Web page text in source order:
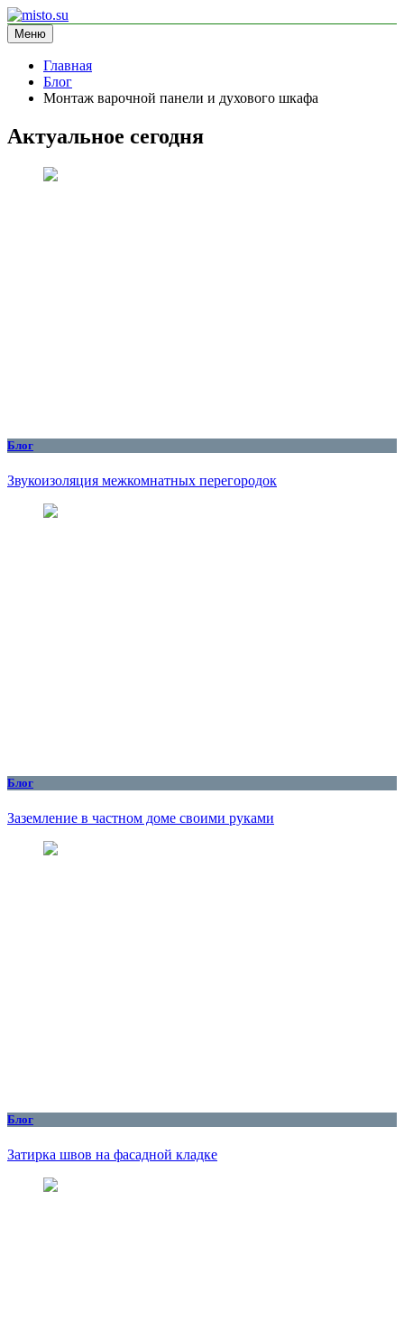
Перейти
к
содержимому
misto.su
информационный сайт
Меню
Главная
Блог
Монтаж варочной панели и духового шкафа
Актуальное сегодня
Блог
Звукоизоляция межкомнатных перегородок
Блог
Заземление в частном доме своими руками
Блог
Затирка швов на фасадной кладке